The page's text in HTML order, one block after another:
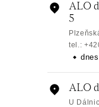
ALO
5
tel.:
ALO
U